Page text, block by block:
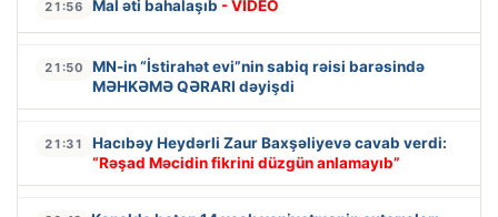
21:56 Mal əti bahalaşıb - VİDEO
21:50
MN-in “İstirahət evi”nin sabiq rəisi barəsində
MƏHKƏMƏ QƏRARI dəyişdi
21:31
Hacıbəy Heydərli Zaur Baxşəliyevə cavab verdi:
“Rəşad Məcidin fikrini düzgün anlamayıb”